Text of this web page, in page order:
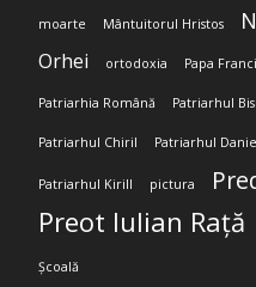
moarte Mântuitorul Hristos
Orhei ortodoxia Papa
Patriarhia Română Patriarhul
Patriarhul Chiril Patriarhul
Patriarhul Kirill pictura
Preot Iulian Rață
Școală